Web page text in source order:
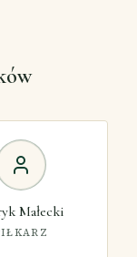
Małecki